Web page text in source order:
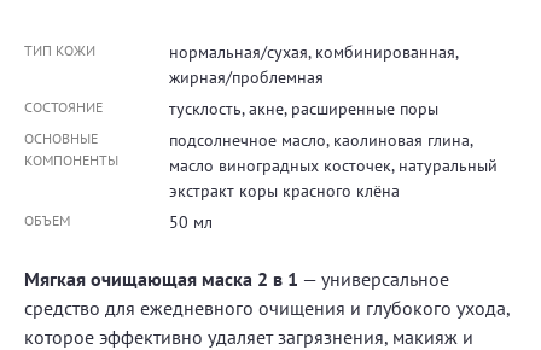
ТИП КОЖИ
нормальная/сухая, комбинированная,
жирная/проблемная
СОСТОЯНИЕ тусклость, акне, расширенные поры
ОСНОВНЫЕ
КОМПОНЕНТЫ
подcолнечное масло, каолиновая глина,
масло виноградных косточек, натуральный
экстракт коры красного клёна
ОБЪЕМ 50 мл
Мягкая очищающая маска 2 в 1 — универсальное
средство для ежедневного очищения и глубокого ухода,
которое эффективно удаляет загрязнения, макияж и